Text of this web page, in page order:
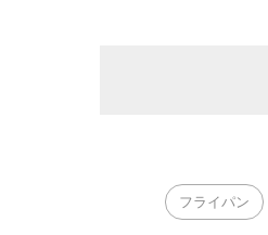
フライパン